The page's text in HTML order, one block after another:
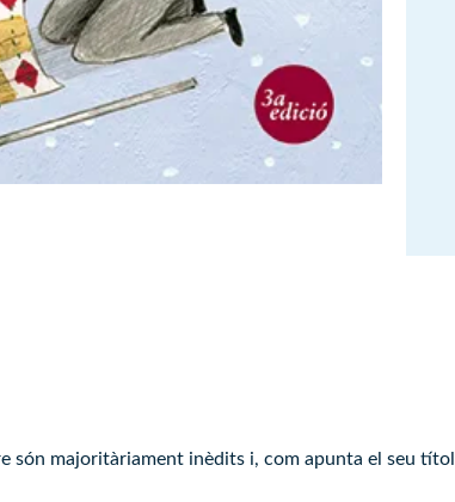
són majoritàriament inèdits i, com apunta el seu